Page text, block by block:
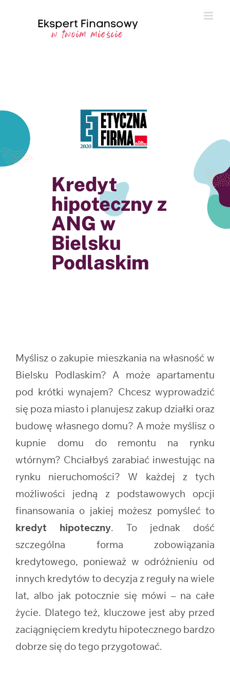
Kredyt
hipoteczny z
ANG w
Bielsku
Podlaskim
Myślisz o zakupie mieszkania na własność w
Bielsku Podlaskim? A może apartamentu
pod krótki wynajem? Chcesz wyprowadzić
się poza miasto i planujesz zakup działki oraz
budowę własnego domu? A może myślisz o
kupnie domu do remontu na rynku
wtórnym? Chciałbyś zarabiać inwestując na
rynku nieruchomości? W każdej z tych
możliwości jedną z podstawowych opcji
finansowania o jakiej możesz pomyśleć to
kredyt hipoteczny. To jednak dość
szczególna forma zobowiązania
kredytowego, ponieważ w odróżnieniu od
innych kredytów to decyzja z reguły na wiele
lat, albo jak potocznie się mówi – na całe
życie. Dlatego też, kluczowe jest aby przed
zaciągnięciem kredytu hipotecznego bardzo
dobrze się do tego przygotować.